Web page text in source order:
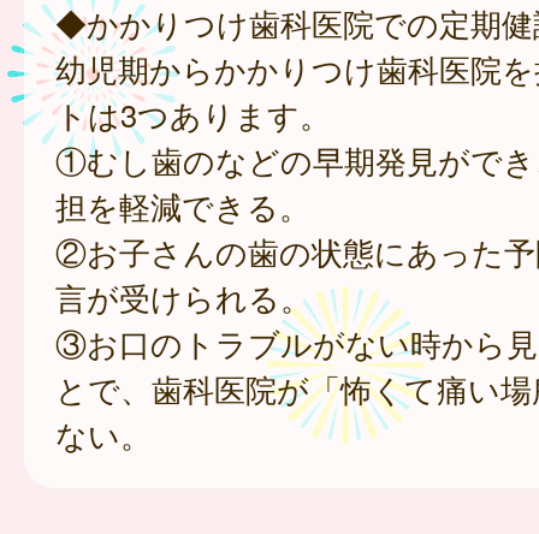
◆かかりつけ歯科医院での定期
幼児期からかかりつけ歯科医院
トは3つあります。
①むし歯のなどの早期発見がで
担を軽減できる。
②お子さんの歯の状態にあった
言が受けられる。
③お口のトラブルがない時から
とで、歯科医院が「怖くて痛い
ない。